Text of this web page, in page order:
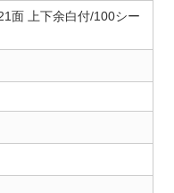
面 上下余白付/100シー